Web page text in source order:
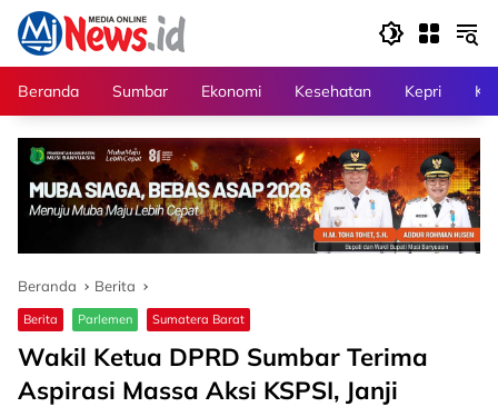
Langsung
konten
Beranda
Sumbar Ekonomi Kesehatan Kepri
Beranda Berita
Berita Parlemen Sumatera Barat
Wakil Ketua DPRD Sumbar Terima
Aspirasi Massa Aksi KSPSI, Janji